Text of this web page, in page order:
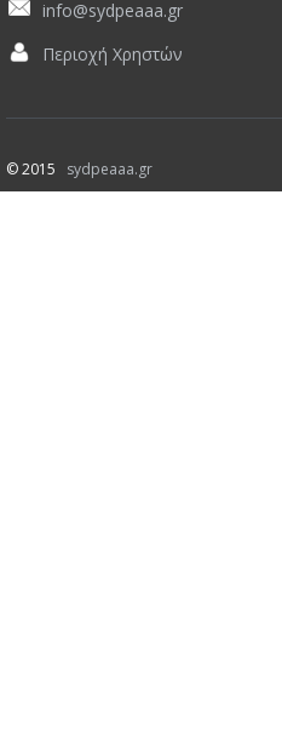
info@sydpeaaa.gr
Περιοχή Χρηστών
© 2015 sydpeaaa.gr